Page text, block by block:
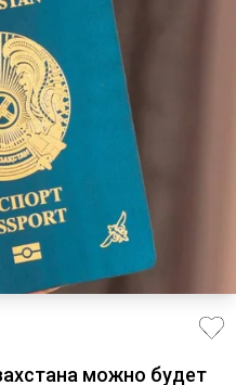
можно будет